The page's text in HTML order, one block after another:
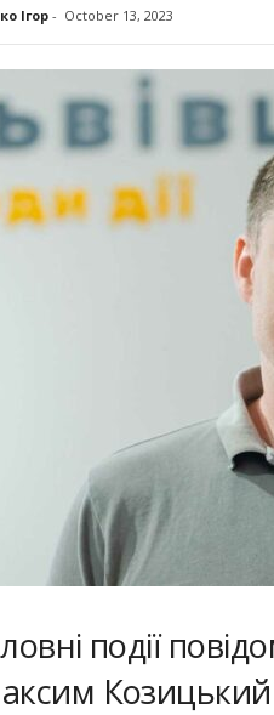
Ігор- October 13, 2023
події